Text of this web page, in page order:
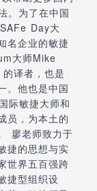
。为了在中国
Day大
名企业的敏捷
大师Mike
译者，也是
。他也是中国
际敏捷大师和
员，为本土的
廖老师致力于
捷的思想与实
世界五百强跨
捷型组织设